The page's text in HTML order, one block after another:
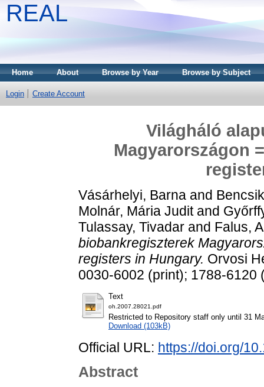
REAL
Home About Browse by Year Browse by Subject
Login Create Account
Világháló
Magyarországon
Vásárhelyi, Barna and
Molnár, Mária Juditand
Tulassay, Tivadar and Falus,
biobankregiszterek
registers in Hungary. Orvosi
0030-6002 (print); 1788-6120
Text
oh.2007.28021.pdf
Restricted to Repository staff only until 31
Download (103kB)
Official URL: https://doi.org/
Abstract